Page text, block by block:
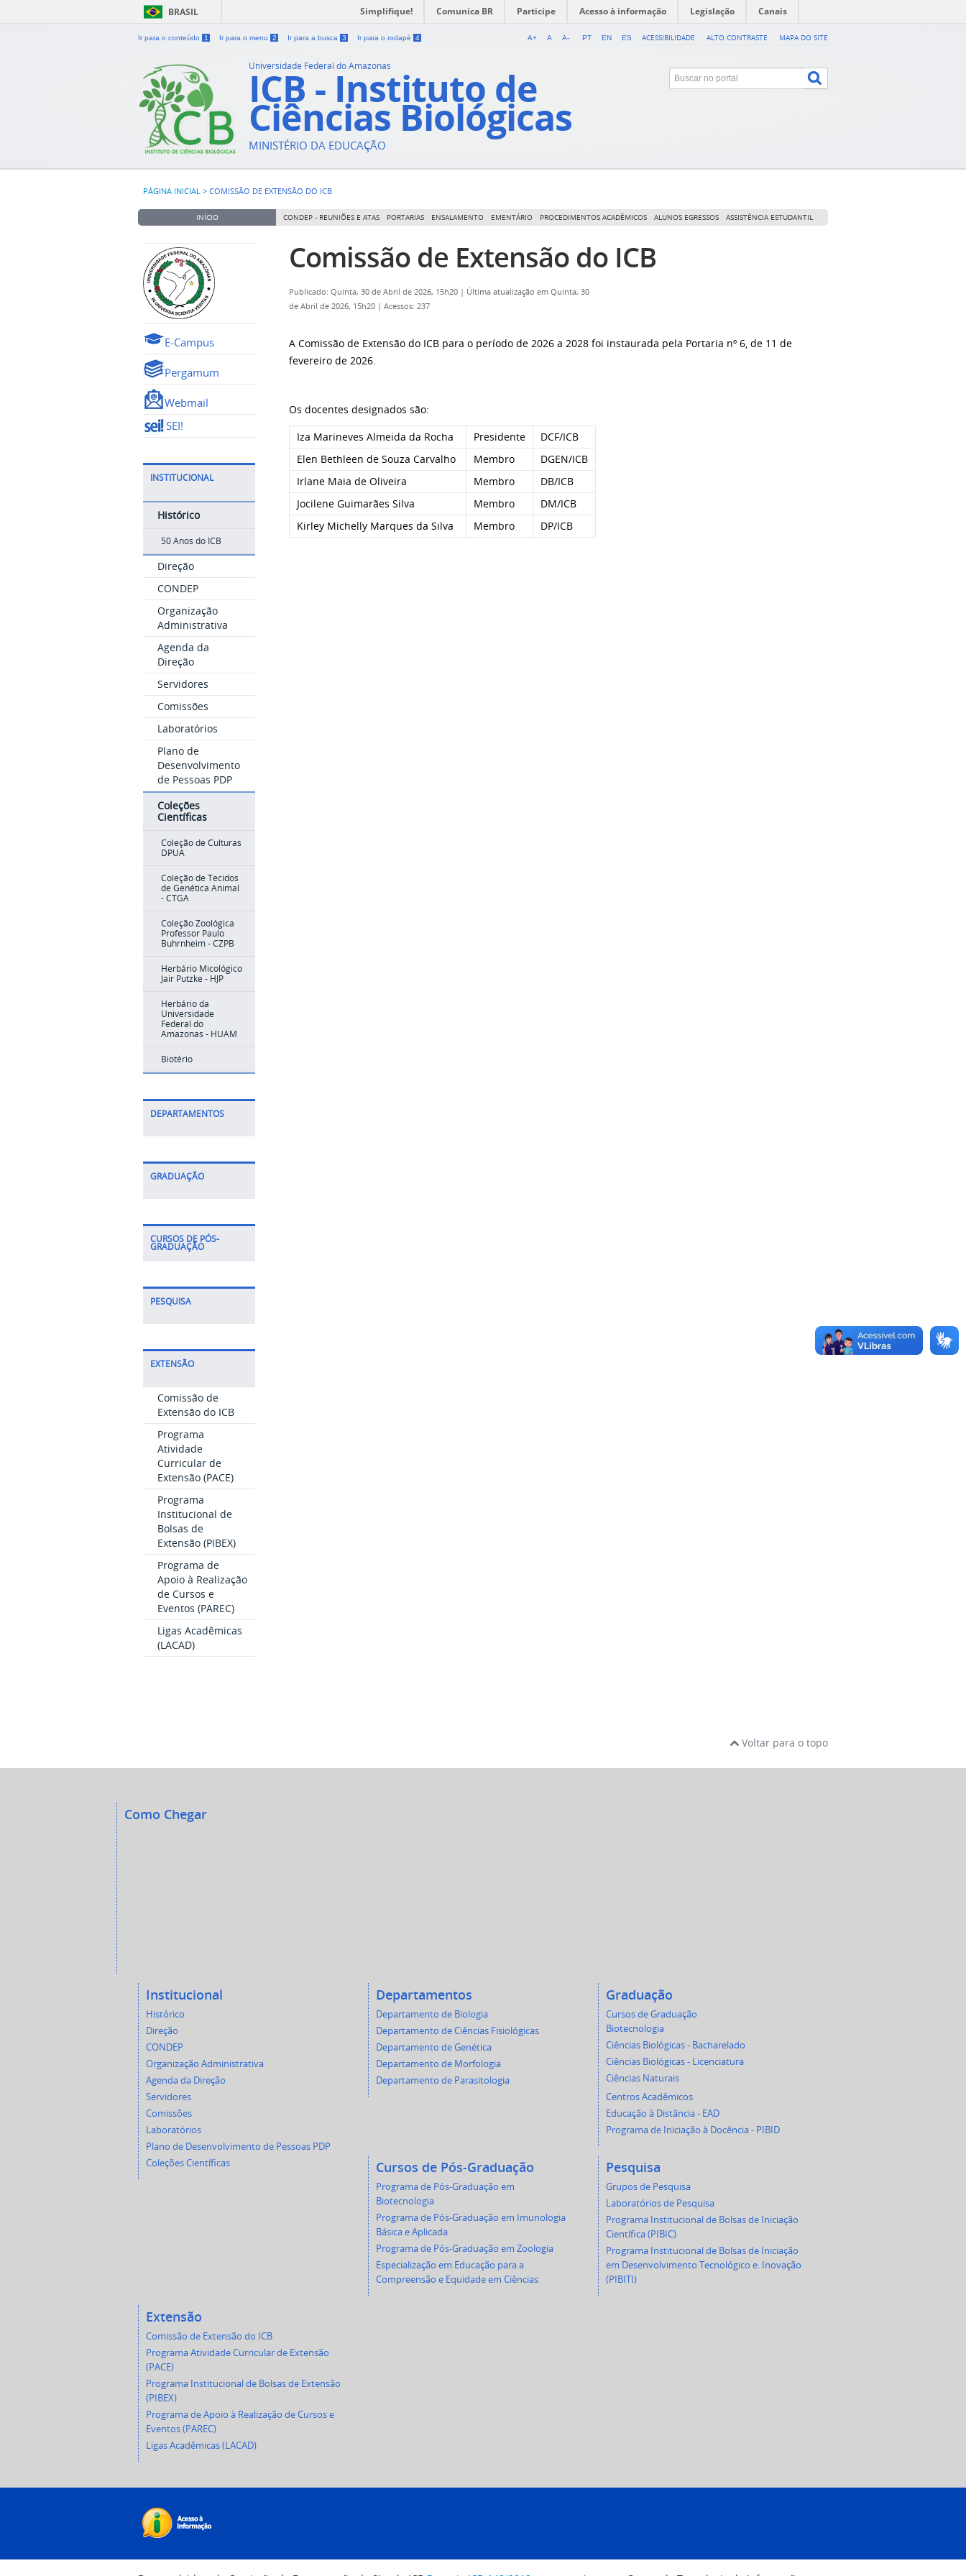
BRASIL Simplifique! Comunica BR Participe Acesso à informação Legislação Canais
Ir para o conteúdo 1 Ir para o menu 2 Ir para a busca 3 Ir para o rodapé 4 ACESSIBILIDADE ALTO CONTRASTE MAPA DO SITE
A+ A A- PT EN ES
Universidade Federal do Amazonas
ICB - Instituto de
Ciências Biológicas
MINISTÉRIO DA EDUCAÇÃO
PÁGINA INICIAL > COMISSÃO DE EXTENSÃO DO ICB
INÍCIO CONDEP - REUNIÕES E ATAS PORTARIAS ENSALAMENTO EMENTÁRIO PROCEDIMENTOS ACADÊMICOS ALUNOS EGRESSOS ASSISTÊNCIA ESTUDANTIL
E-Campus
Pergamum
Webmail
SEI!
INSTITUCIONAL
Histórico
50 Anos do ICB
Direção
CONDEP
Organização
Administrativa
Agenda da
Direção
Servidores
Comissões
Laboratórios
Plano de
Desenvolvimento
de Pessoas PDP
Coleções
Científicas
Coleção de Culturas
DPUA
Coleção de Tecidos
de Genética Animal
- CTGA
Coleção Zoológica
Professor Paulo
Buhrnheim - CZPB
Herbário Micológico
Jair Putzke - HJP
Herbário da
Universidade
Federal do
Amazonas - HUAM
Biotério
DEPARTAMENTOS
GRADUAÇÃO
CURSOS DE PÓS-
GRADUAÇÃO
PESQUISA
EXTENSÃO
Comissão de
Extensão do ICB
Programa
Atividade
Curricular de
Extensão (PACE)
Programa
Institucional de
Bolsas de
Extensão (PIBEX)
Programa de
Apoio à Realização
de Cursos e
Eventos (PAREC)
Ligas Acadêmicas
(LACAD)
Comissão de Extensão do ICB
Publicado: Quinta, 30 de Abril de 2026, 15h20 | Última atualização em Quinta, 30
de Abril de 2026, 15h20 | Acessos: 237
A Comissão de Extensão do ICB para o período de 2026 a 2028 foi instaurada pela Portaria nº 6, de 11 de
fevereiro de 2026.
Os docentes designados são:
Iza Marineves Almeida da Rocha
Presidente
DCF/ICB
Elen Bethleen de Souza Carvalho
Membro
DGEN/ICB
Irlane Maia de Oliveira
Membro
DB/ICB
Jocilene Guimarães Silva
Membro
DM/ICB
Kirley Michelly Marques da Silva
Membro DP/ICB
Voltar para o topo
Como Chegar
Institucional
Histórico
Direção
CONDEP
Organização Administrativa
Agenda da Direção
Servidores
Comissões
Laboratórios
Plano de Desenvolvimento de Pessoas PDP
Coleções Científicas
Departamentos
Departamento de Biologia
Departamento de Ciências Fisiológicas
Departamento de Genética
Departamento de Morfologia
Departamento de Parasitologia
Graduação
Cursos de Graduação
Biotecnologia
Ciências Biológicas - Bacharelado
Ciências Biológicas - Licenciatura
Ciências Naturais
Centros Acadêmicos
Educação à Distância - EAD
Programa de Iniciação à Docência - PIBID
Cursos de Pós-Graduação
Programa de Pós-Graduação em
Biotecnologia
Programa de Pós-Graduação em Imunologia
Básica e Aplicada
Programa de Pós-Graduação em Zoologia
Especialização em Educação para a
Compreensão e Equidade em Ciências
Pesquisa
Grupos de Pesquisa
Laboratórios de Pesquisa
Programa Institucional de Bolsas de Iniciação
Científica (PIBIC)
Programa Institucional de Bolsas de Iniciação
em Desenvolvimento Tecnológico e. Inovação
(PIBITI)
Extensão
Comissão de Extensão do ICB
Programa Atividade Curricular de Extensão
(PACE)
Programa Institucional de Bolsas de Extensão
(PIBEX)
Programa de Apoio à Realização de Cursos e
Eventos (PAREC)
Ligas Acadêmicas (LACAD)